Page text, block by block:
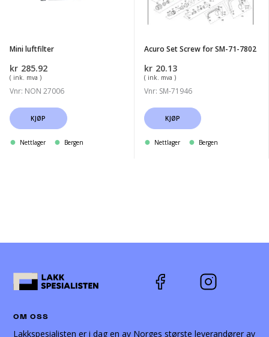
Mini luftfilter
kr 285.92
( ink. mva )
Vnr: NON 27006
KJØP
Nettlager Bergen
SM-
71-
Acuro Set Screw for SM-71-7802
kr 20.13
( ink. mva )
Vnr: SM-71946
KJØP
Nettlager Bergen
OM OSS
Lakkspesialisten er i dag en av Norges største leverandører av